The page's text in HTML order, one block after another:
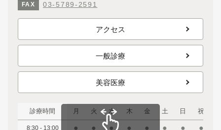
FAX 03-5789-2591
アクセス
一般診療
美容医療
診療時間 月 火 水 木 金 土 日 祝
8:30 - 13:00 ● ● ● ● ● ● ● ●